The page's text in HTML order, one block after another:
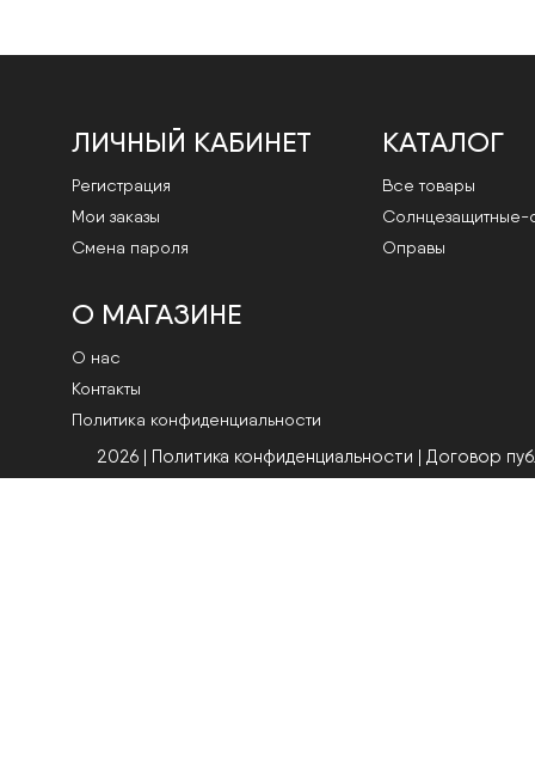
ЛИЧНЫЙ КАБИНЕТ
Регистрация
Мои заказы
Смена пароля
КАТАЛОГ
Все товары
Cолнцезащитные-
Оправы
О МАГАЗИНЕ
О нас
Контакты
Политика конфиденциальности
2026 | Политика конфиденциальности | Договор